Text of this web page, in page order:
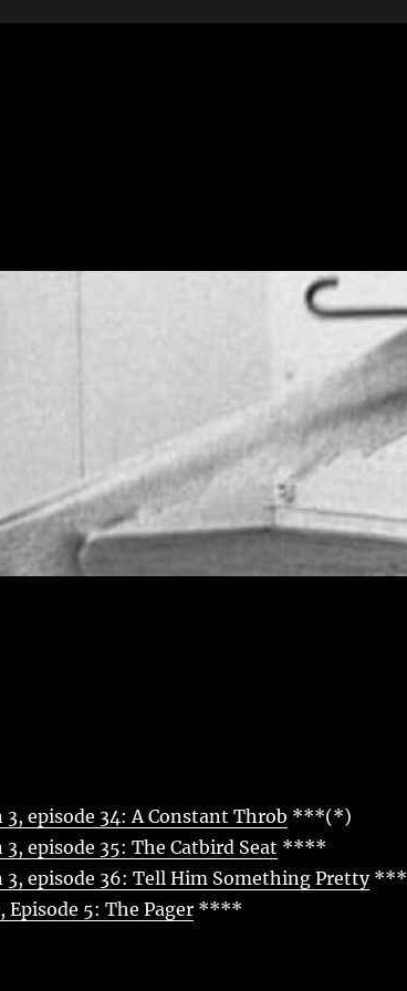
3, episode 34: A Constant Throb ***(*)
episode 35: The Catbird Seat ****
3, episode 36: Tell Him Something Pretty***
Episode 5: The Pager****